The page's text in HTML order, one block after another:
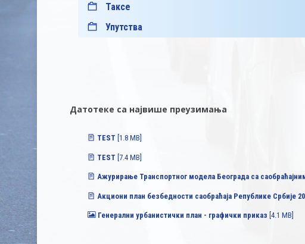
Таксе
Упутства
Датотеке са највише преузимања
TEST [1.8 MB]
TEST [7.4 MB]
Ажурирање Транспортног модела Београда са
Акциони план безбедности саобраћаја Републике Србије
Генерални урбанистички план - графички приказ [4.1 MB]